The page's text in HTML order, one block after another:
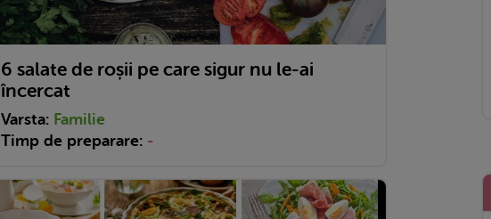
6 salate de roșii pe care sigur nu le-ai
încercat
Varsta: Familie
Timp de preparare: -